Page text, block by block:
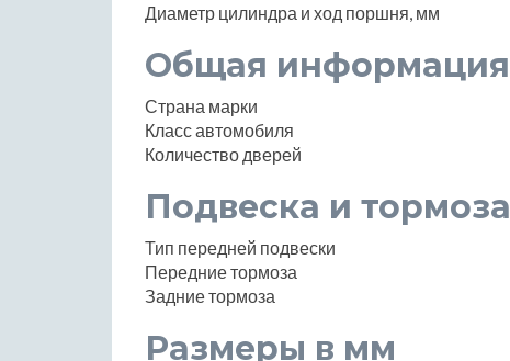
Диаметр цилиндра и ход поршня, мм
Общая информация
Страна марки
Класс автомобиля
Количество дверей
Подвеска и тормоза
Тип передней подвески
Передние тормоза
Задние тормоза
Размеры в мм